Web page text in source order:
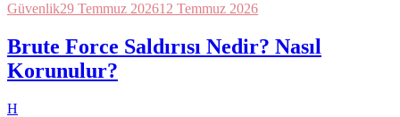
Güvenlik29 Temmuz 202612 Temmuz 2026
Brute Force Saldırısı Nedir? Nasıl
Korunulur?
H